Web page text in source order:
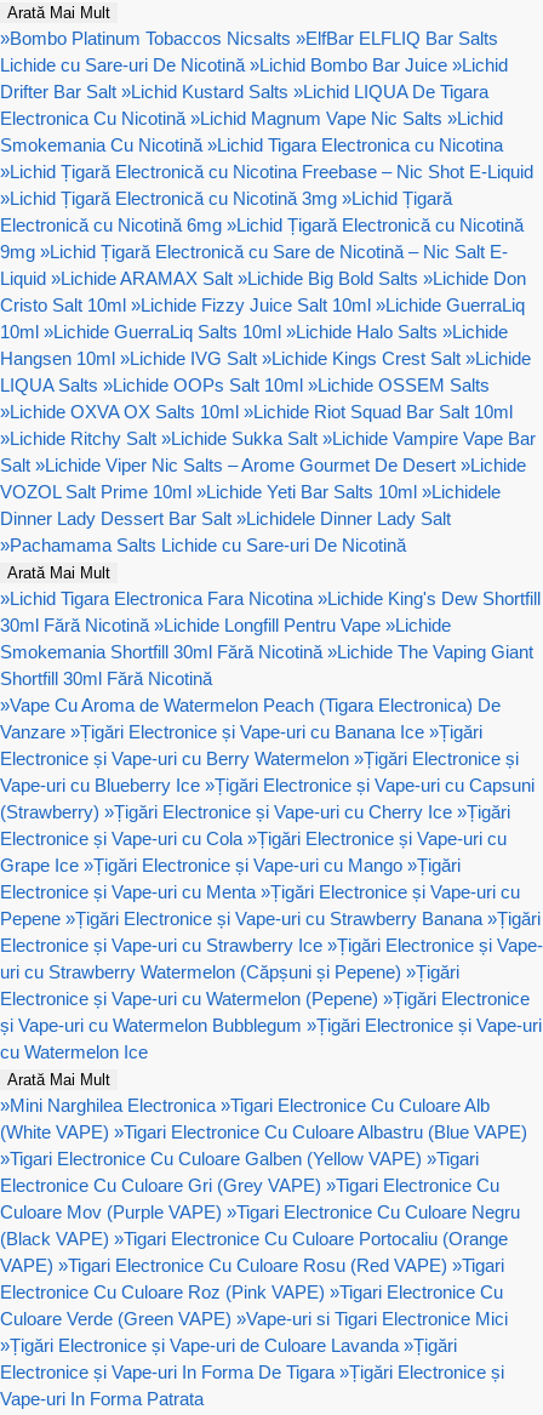
Arată Mai Mult
»Bombo Platinum Tobaccos Nicsalts »ElfBar ELFLIQ Bar Salts
Lichide cu Sare-uri De Nicotină »Lichid Bombo Bar Juice »Lichid
Drifter Bar Salt »Lichid Kustard Salts »Lichid LIQUA De Tigara
Electronica Cu Nicotină »Lichid Magnum Vape Nic Salts »Lichid
Smokemania Cu Nicotină »Lichid Tigara Electronica cu Nicotina
»Lichid Țigară Electronică cu Nicotina Freebase – Nic Shot E-Liquid
»Lichid Țigară Electronică cu Nicotină 3mg »Lichid Țigară
Electronică cu Nicotină 6mg »Lichid Țigară Electronică cu Nicotină
9mg »Lichid Țigară Electronică cu Sare de Nicotină – Nic Salt E-
Liquid »Lichide ARAMAX Salt »Lichide Big Bold Salts »Lichide Don
Cristo Salt 10ml »Lichide Fizzy Juice Salt 10ml »Lichide GuerraLiq
10ml »Lichide GuerraLiq Salts 10ml »Lichide Halo Salts »Lichide
Hangsen 10ml »Lichide IVG Salt »Lichide Kings Crest Salt »Lichide
LIQUA Salts »Lichide OOPs Salt 10ml »Lichide OSSEM Salts
»Lichide OXVA OX Salts 10ml »Lichide Riot Squad Bar Salt 10ml
»Lichide Ritchy Salt »Lichide Sukka Salt »Lichide Vampire Vape Bar
Salt »Lichide Viper Nic Salts – Arome Gourmet De Desert »Lichide
VOZOL Salt Prime 10ml »Lichide Yeti Bar Salts 10ml »Lichidele
Dinner Lady Dessert Bar Salt »Lichidele Dinner Lady Salt
»Pachamama Salts Lichide cu Sare-uri De Nicotină
Arată Mai Mult
»Lichid Tigara Electronica Fara Nicotina »Lichide King's Dew Shortfill
30ml Fără Nicotină »Lichide Longfill Pentru Vape »Lichide
Smokemania Shortfill 30ml Fără Nicotină »Lichide The Vaping Giant
Shortfill 30ml Fără Nicotină
»Vape Cu Aroma de Watermelon Peach (Tigara Electronica) De
Vanzare »Țigări Electronice și Vape-uri cu Banana Ice »Țigări
Electronice și Vape-uri cu Berry Watermelon »Țigări Electronice și
Vape-uri cu Blueberry Ice »Țigări Electronice și Vape-uri cu Capsuni
(Strawberry) »Țigări Electronice și Vape-uri cu Cherry Ice »Țigări
Electronice și Vape-uri cu Cola »Țigări Electronice și Vape-uri cu
Grape Ice »Țigări Electronice și Vape-uri cu Mango »Țigări
Electronice și Vape-uri cu Menta »Țigări Electronice și Vape-uri cu
Pepene »Țigări Electronice și Vape-uri cu Strawberry Banana »Țigări
Electronice și Vape-uri cu Strawberry Ice »Țigări Electronice și Vape-
uri cu Strawberry Watermelon (Căpșuni și Pepene) »Țigări
Electronice și Vape-uri cu Watermelon (Pepene) »Țigări Electronice
și Vape-uri cu Watermelon Bubblegum »Țigări Electronice și Vape-uri
cu Watermelon Ice
Arată Mai Mult
»Mini Narghilea Electronica »Tigari Electronice Cu Culoare Alb
(White VAPE) »Tigari Electronice Cu Culoare Albastru (Blue VAPE)
»Tigari Electronice Cu Culoare Galben (Yellow VAPE) »Tigari
Electronice Cu Culoare Gri (Grey VAPE) »Tigari Electronice Cu
Culoare Mov (Purple VAPE) »Tigari Electronice Cu Culoare Negru
(Black VAPE) »Tigari Electronice Cu Culoare Portocaliu (Orange
VAPE) »Tigari Electronice Cu Culoare Rosu (Red VAPE) »Tigari
Electronice Cu Culoare Roz (Pink VAPE) »Tigari Electronice Cu
Culoare Verde (Green VAPE) »Vape-uri si Tigari Electronice Mici
»Țigări Electronice și Vape-uri de Culoare Lavanda »Țigări
Electronice și Vape-uri In Forma De Tigara »Țigări Electronice și
Vape-uri In Forma Patrata